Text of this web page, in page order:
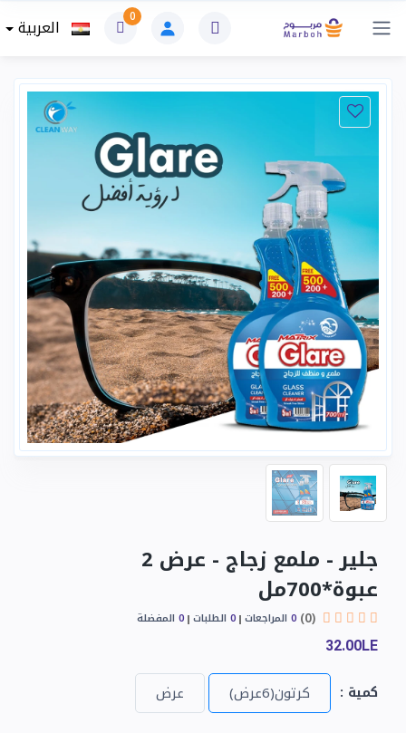
0 العربية
جلير - ملمع زجاج - عرض 2
عبوة*700مل
(0)
0 المراجعات 0 الطلبات 0 المفضلة
32.00LE
كمية : كرتون(6عرض) عرض